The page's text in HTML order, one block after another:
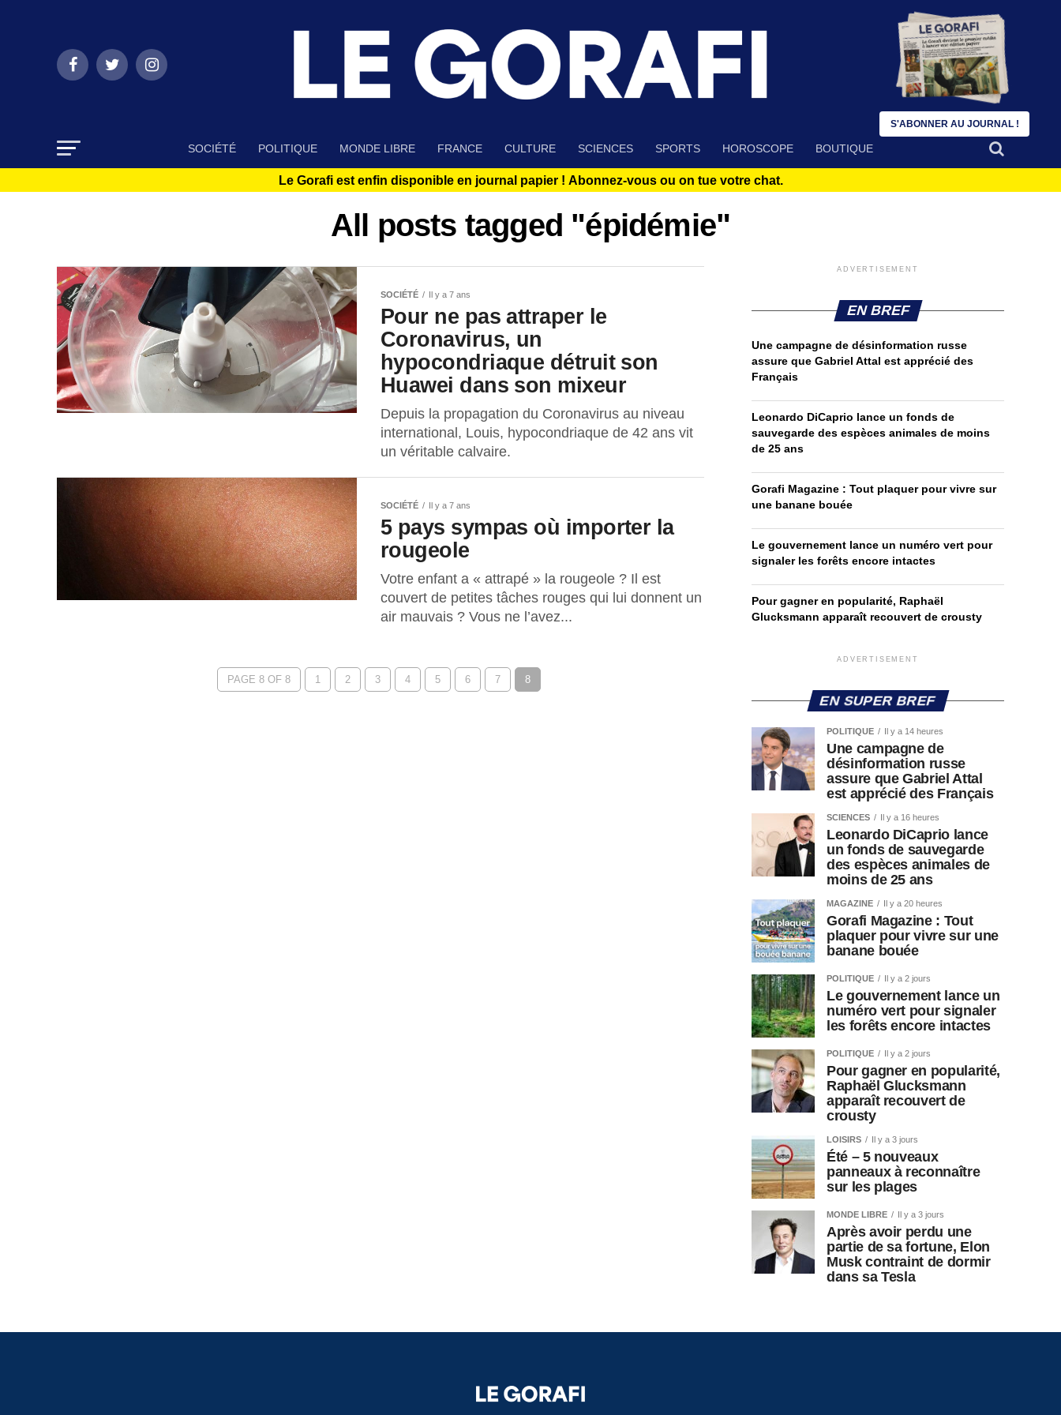
SOCIÉTÉ POLITIQUE MONDE LIBRE FRANCE CULTURE SCIENCES SPORTS HOROSCOPE BOUTIQUE
Le Gorafi est enfin disponible en journal papier ! Abonnez-vous ou on tue votre chat.
All posts tagged "épidémie"
SOCIÉTÉ Il y a 7 ans
Pour ne pas attraper le
Coronavirus, un
hypocondriaque détruit son
Huawei dans son mixeur
Depuis la propagation du Coronavirus au niveau
international, Louis, hypocondriaque de 42 ans vit
un véritable calvaire.
SOCIÉTÉ Il y a 7 ans
5 pays sympas où importer la
rougeole
Votre enfant a « attrapé » la rougeole ? Il est
couvert de petites tâches rouges qui lui donnent un
air mauvais ? Vous ne l’avez...
PAGE 8 OF 8 1 2 3 4 5 6 7 8
ADVERTISEMENT
EN BREF
Une campagne de désinformation russe
assure que Gabriel Attal est apprécié des
Français
Leonardo DiCaprio lance un fonds de
sauvegarde des espèces animales de moins
de 25 ans
Gorafi Magazine : Tout plaquer pour vivre sur
une banane bouée
Le gouvernement lance un numéro vert pour
signaler les forêts encore intactes
Pour gagner en popularité, Raphaël
Glucksmann apparaît recouvert de crousty
ADVERTISEMENT
EN SUPER BREF
POLITIQUE Il y a 14 heures
Une campagne de
désinformation russe
assure que Gabriel Attal
est apprécié des Français
SCIENCES Il y a 16 heures
Leonardo DiCaprio lance
un fonds de sauvegarde
des espèces animales de
moins de 25 ans
MAGAZINE Il y a 20 heures
Gorafi Magazine : Tout
plaquer pour vivre sur une
banane bouée
POLITIQUE Il y a 2 jours
Le gouvernement lance un
numéro vert pour signaler
les forêts encore intactes
POLITIQUE Il y a 2 jours
Pour gagner en popularité,
Raphaël Glucksmann
apparaît recouvert de
crousty
LOISIRS Il y a 3 jours
Été – 5 nouveaux
panneaux à reconnaître
sur les plages
MONDE LIBRE Il y a 3 jours
Après avoir perdu une
partie de sa fortune, Elon
Musk contraint de dormir
dans sa Tesla
S'ABONNER AU JOURNAL !